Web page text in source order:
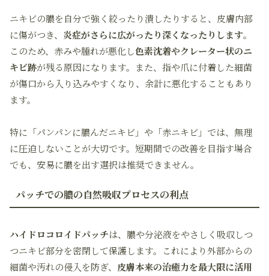
ニキビの膿を自分で強く絞ったり潰したりすると、皮膚内部
に傷がつき、 炎症がさらに広がったり深くなったりします。
このため、赤みや腫れが悪化し色素沈着やクレーター状のニ
キビ跡が残る原因になります。また、指や爪に付着した細菌
が傷口から入り込みやすくなり、余計に悪化することもあり
ます。
特に「パンパンに膿んだニキビ」や「赤ニキビ」では、無理
に圧迫しないことが大切です。短期間での改善を目指す場合
でも、安易に膿を出す選択は推奨できません。
パッチでの膿の自然吸収プロセスの利点
ハイドロコロイドパッチは、膿や分泌液をやさしく吸収しつ
つニキビ部分を密閉して保護します。これにより外部からの
細菌や汚れの侵入を防ぎ、 皮膚本来の治癒力を最大限に活用